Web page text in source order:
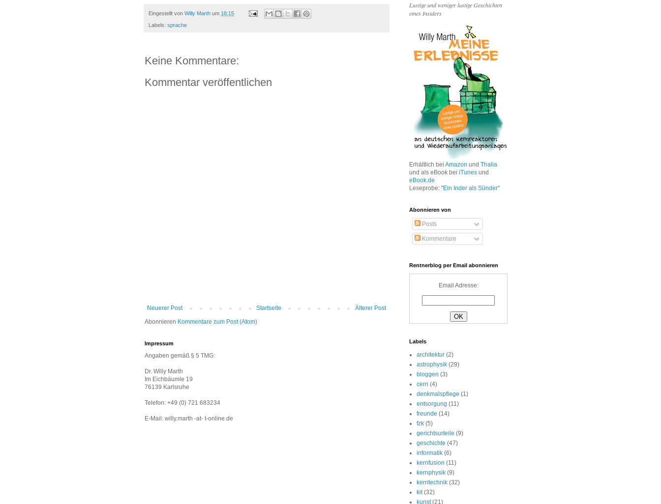
Eingestellt von Willy Marth um 18:15
Labels: sprache
Keine Kommentare:
Kommentar veröffentlichen
Neuerer Post Älterer Post
Startseite
Abonnieren Kommentare zum Post (Atom)
Impressum
Angaben gemäß § 5 TMG:
Dr. Willy Marth
Im Eichbäumle 19
76139 Karlsruhe
Telefon: +49 (0) 721 683234
E-Mail: willy.marth -at- t-online.de
Lustige und weniger lustige Geschichten
eines Insiders
Erhältlich bei Amazon und Thalia
und als eBook bei iTunes und
eBook.de
Leseprobe: "Ein Inder als Sünder"
Abonnieren von
Posts
Kommentare
Rentnerblog per Email abonnieren
Email Adresse:
Labels
architektur (2)
astrophysik (29)
bloggen (3)
cern (4)
denkmalspflege (1)
entsorgung (11)
freunde (14)
fzk (5)
gerichtsurteile (9)
geschichte (47)
informatik (6)
kernfusion (11)
kernphysik (9)
kerntechnik (32)
kit (32)
kunst (21)